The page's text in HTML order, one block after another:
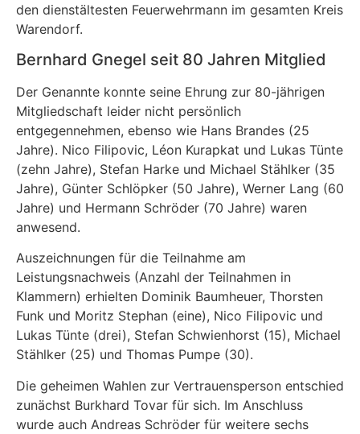
den dienstältesten Feuerwehrmann im gesamten Kreis
Warendorf.
Bernhard Gnegel seit 80 Jahren Mitglied
Der Genannte konnte seine Ehrung zur 80-jährigen
Mitgliedschaft leider nicht persönlich
entgegennehmen, ebenso wie Hans Brandes (25
Jahre). Nico Filipovic, Léon Kurapkat und Lukas Tünte
(zehn Jahre), Stefan Harke und Michael Stählker (35
Jahre), Günter Schlöpker (50 Jahre), Werner Lang (60
Jahre) und Hermann Schröder (70 Jahre) waren
anwesend.
Auszeichnungen für die Teilnahme am
Leistungsnachweis (Anzahl der Teilnahmen in
Klammern) erhielten Dominik Baumheuer, Thorsten
Funk und Moritz Stephan (eine), Nico Filipovic und
Lukas Tünte (drei), Stefan Schwienhorst (15), Michael
Stählker (25) und Thomas Pumpe (30).
Die geheimen Wahlen zur Vertrauensperson entschied
zunächst Burkhard Tovar für sich. Im Anschluss
wurde auch Andreas Schröder für weitere sechs